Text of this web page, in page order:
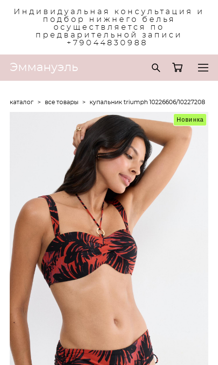
Индивидуальная консультация и
подбор нижнего белья
осуществляется по
предварительной записи
+79044830988
Эммануэль
каталог > все товары > купальник triumph 10226606/10227208
Новинка